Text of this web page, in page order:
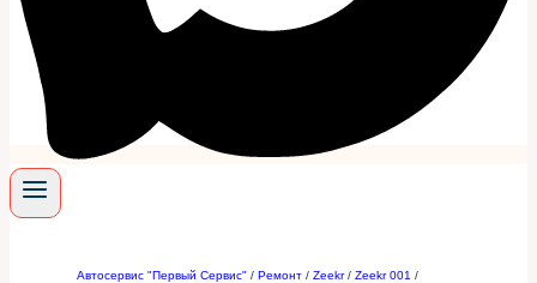
Автосервис "Первый Сервис" / Ремонт / Zeekr/ Zeekr 001 /